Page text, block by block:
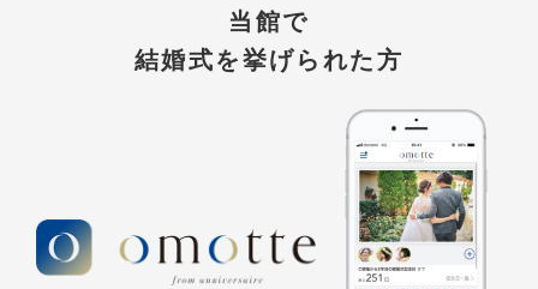
当館で
結婚式を挙げられた方